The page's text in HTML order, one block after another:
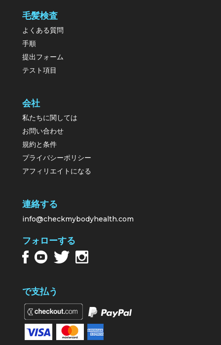
毛髪検査
よくある質問
手順
提出フォーム
テスト項目
会社
私たちに関しては
お問い合わせ
規約と条件
プライバシーポリシー
アフィリエイトになる
連絡する
info@checkmybodyhealth.com
フォローする
で支払う